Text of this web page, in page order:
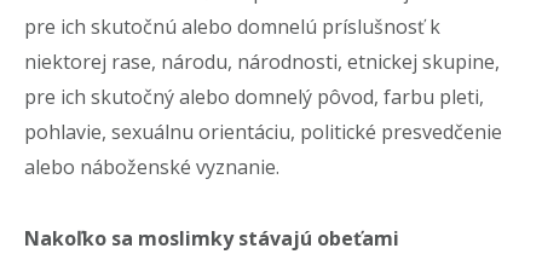
pre ich skutočnú alebo domnelú príslušnosť k
niektorej rase, národu, národnosti, etnickej skupine,
pre ich skutočný alebo domnelý pôvod, farbu pleti,
pohlavie, sexuálnu orientáciu, politické presvedčenie
alebo náboženské vyznanie.
Nakoľko sa moslimky stávajú obeťami